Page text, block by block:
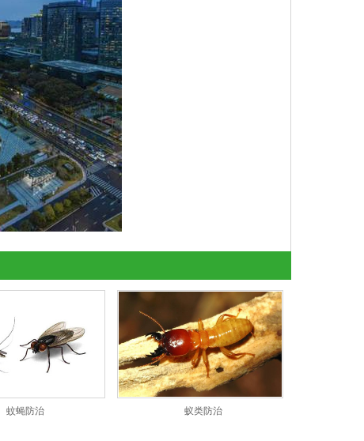
蚊蝇防治 蚁类防治